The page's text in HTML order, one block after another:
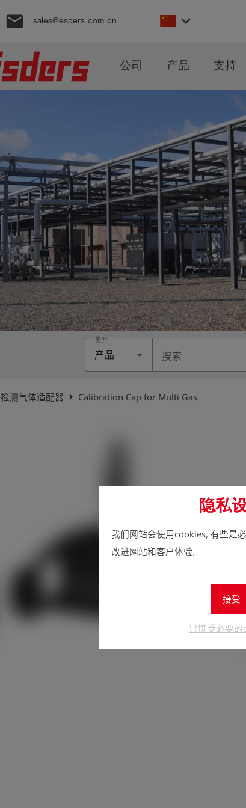
隐私
我们网站会使用cookies, 有些是
改进网站和客户体验。
接受
只接受必要
email sales@esders.com.cn keyboard_arrow_down
公司 产品 支持
类别
产品 搜索
检测气体适配器 arrow_right Calibration Cap for Multi Gas